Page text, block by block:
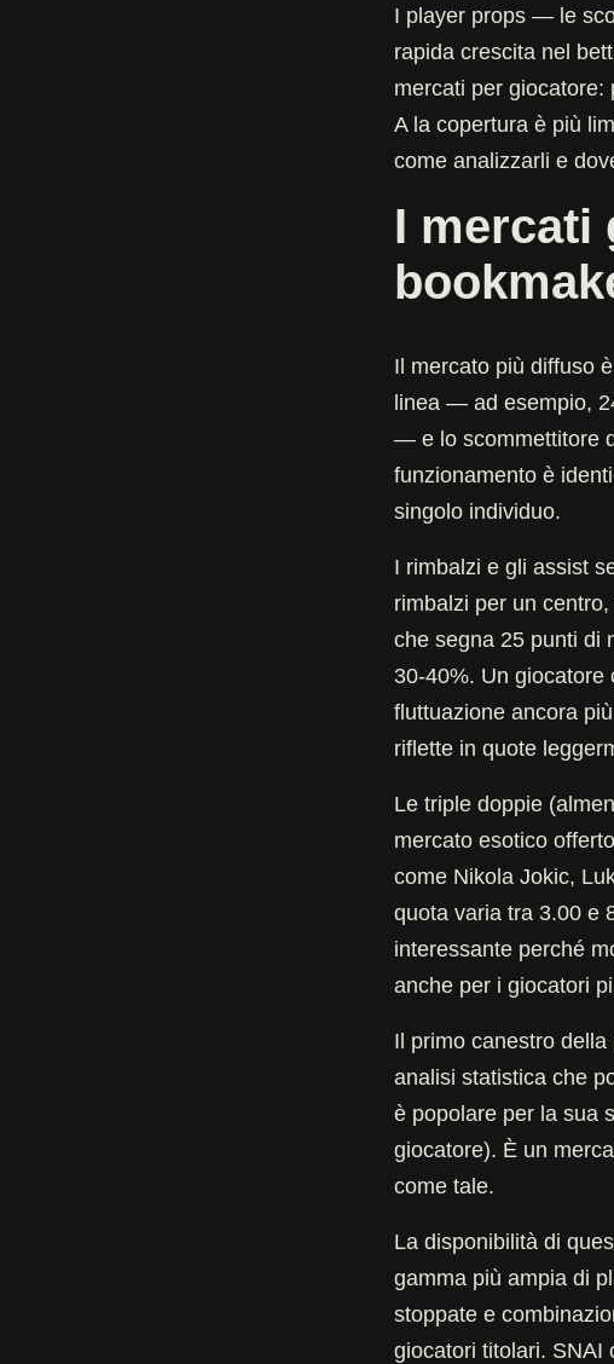
I player props — le
rapida crescita nel
mercati per
A la copertura è più
come analizzarli e
I mercati
Il mercato più diffuso
linea — ad esempio,
— e lo scommettitore
funzionamento è
singolo individuo.
I rimbalzi e gli assist
rimbalzi per un
che segna 25 punti di
30-40%. Un
fluttuazione ancora
riflette in quote
Le triple doppie
mercato esotico
come Nikola Jokic,
quota varia tra 3.00 e
interessante perché
anche per i giocatori
Il primo canestro
analisi statistica che
è popolare per la sua
giocatore). È un
come tale.
La disponibilità di
gamma più ampia di
stoppate e
giocatori titolari. SNAI